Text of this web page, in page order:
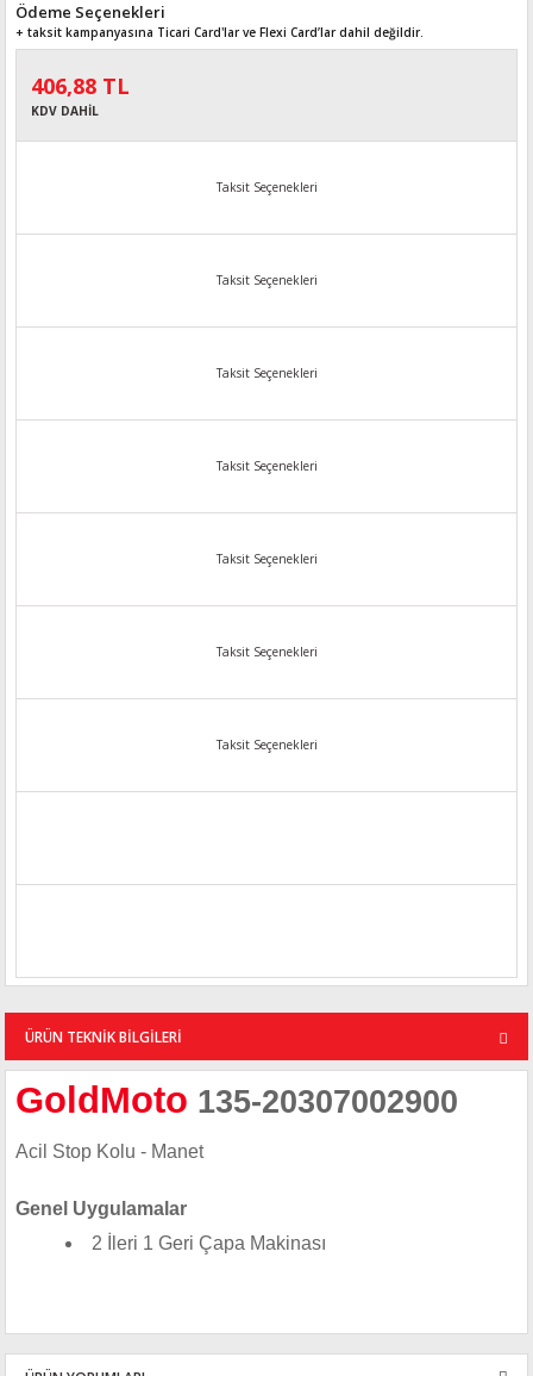
Ödeme Seçenekleri
+ taksit kampanyasına Ticari Card'lar ve Flexi Card’lar dahil değildir.
406,88 TL
KDV DAHİL
Taksit Seçenekleri
Taksit Seçenekleri
Taksit Seçenekleri
Taksit Seçenekleri
Taksit Seçenekleri
Taksit Seçenekleri
Taksit Seçenekleri
ÜRÜN TEKNİK BİLGİLERİ
GoldMoto 135-20307002900
Acil Stop Kolu - Manet
Genel Uygulamalar
2 İleri 1 Geri Çapa Makinası